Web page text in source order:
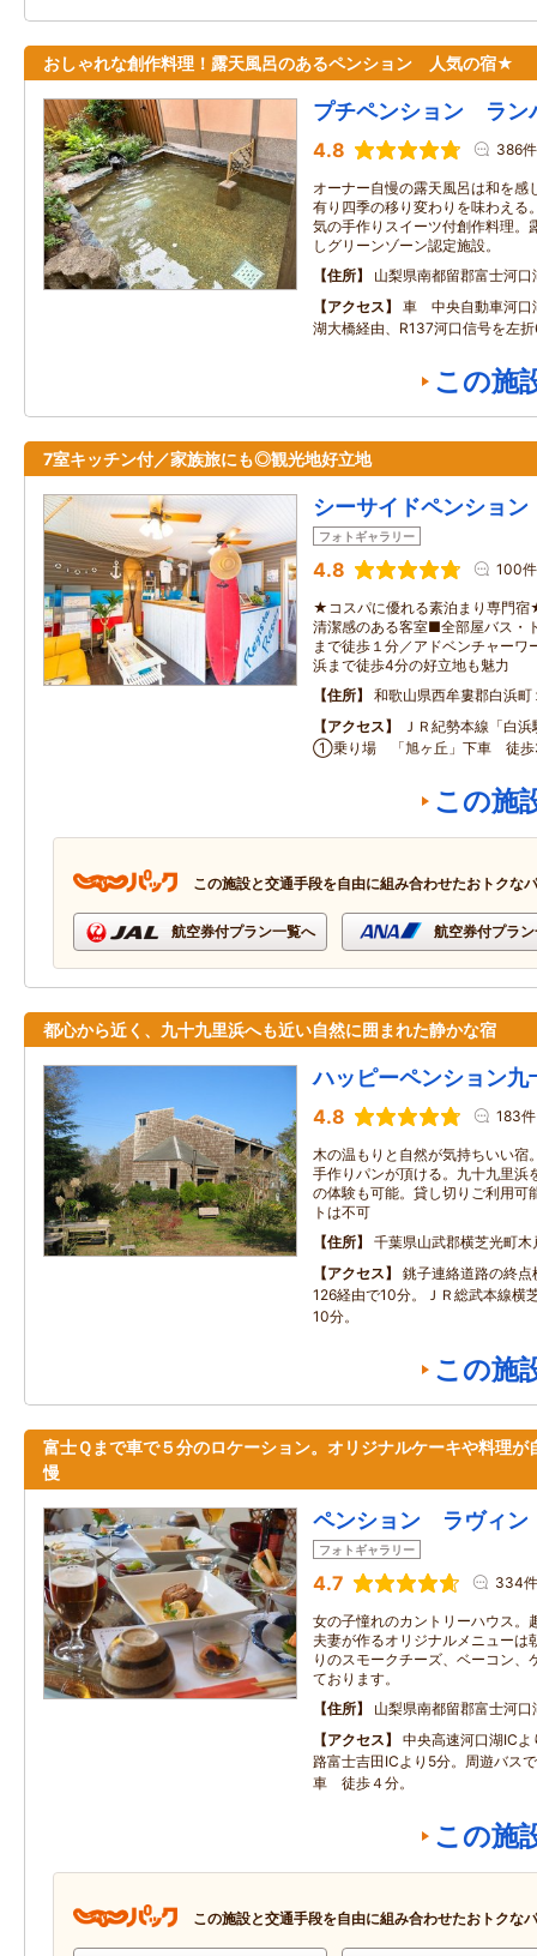
おしゃれな創作料理！露天風呂のあるペンション 人気の宿★
プチペンション ラン
4.8 386件
オーナー自慢の露天風呂は和を感
有り四季の移り変わりを味わえる
気の手作りスイーツ付創作料理。
しグリーンゾーン認定施設。
住所
山梨県南都留郡富士河
アクセス
車 中央自動車河口
湖大橋経由、R137河口信号を左
この施
7室キッチン付／家族旅にも◎観光地好立地
シーサイドペンション
フォトギャラリー
4.8 100件
★コスパに優れる素泊まり専門
清潔感のある客室■全部屋バス・
まで徒歩１分／アドベンチャーワ
浜まで徒歩4分の好立地も魅力
住所
和歌山県西牟婁郡白浜
アクセス
ＪＲ紀勢本線「白
①乗り場 「旭ヶ丘」下車 徒歩
この施
この施設と交通手段を自由に組み合わせたおトクな
航空券付プラン一覧へ 航空券付プラ
都心から近く、九十九里浜へも近い自然に囲まれた静かな宿
ハッピーペンション九
4.8 183件
木の温もりと自然が気持ちいい宿
手作りパンが頂ける。九十九里浜
の体験も可能。貸し切りご利用可
トは不可
住所
千葉県山武郡横芝光町
アクセス
銚子連絡道路の終
126経由で10分。ＪＲ総武本線横
10分。
この施
富士Ｑまで車で５分のロケーション。オリジナルケーキや料理が
慢
ペンション ラヴィ
フォトギャラリー
4.7 334件
女の子憧れのカントリーハウス。
夫妻が作るオリジナルメニューは
りのスモークチーズ、ベーコン、
ております。
住所
山梨県南都留郡富士河口
アクセス
中央高速河口湖IC
路富士吉田ICより5分。周遊バス
車 徒歩４分。
この施
この施設と交通手段を自由に組み合わせたおトクな